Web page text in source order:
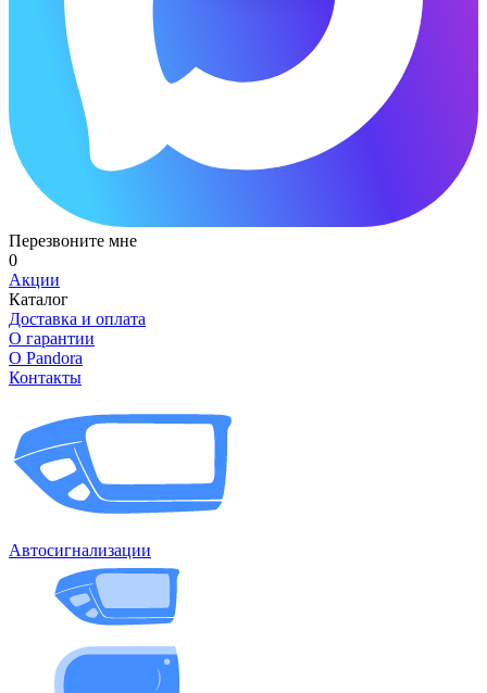
Перезвоните мне
0
Акции
Каталог
Доставка и оплата
О гарантии
О Pandora
Контакты
Автосигнализации